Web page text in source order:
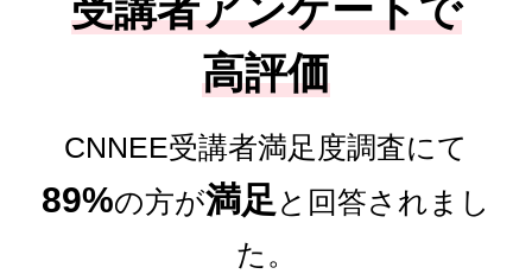
受講者アンケートで
高評価
CNNEE受講者満足度調査にて
89%の方が満足 と回答されまし
た。